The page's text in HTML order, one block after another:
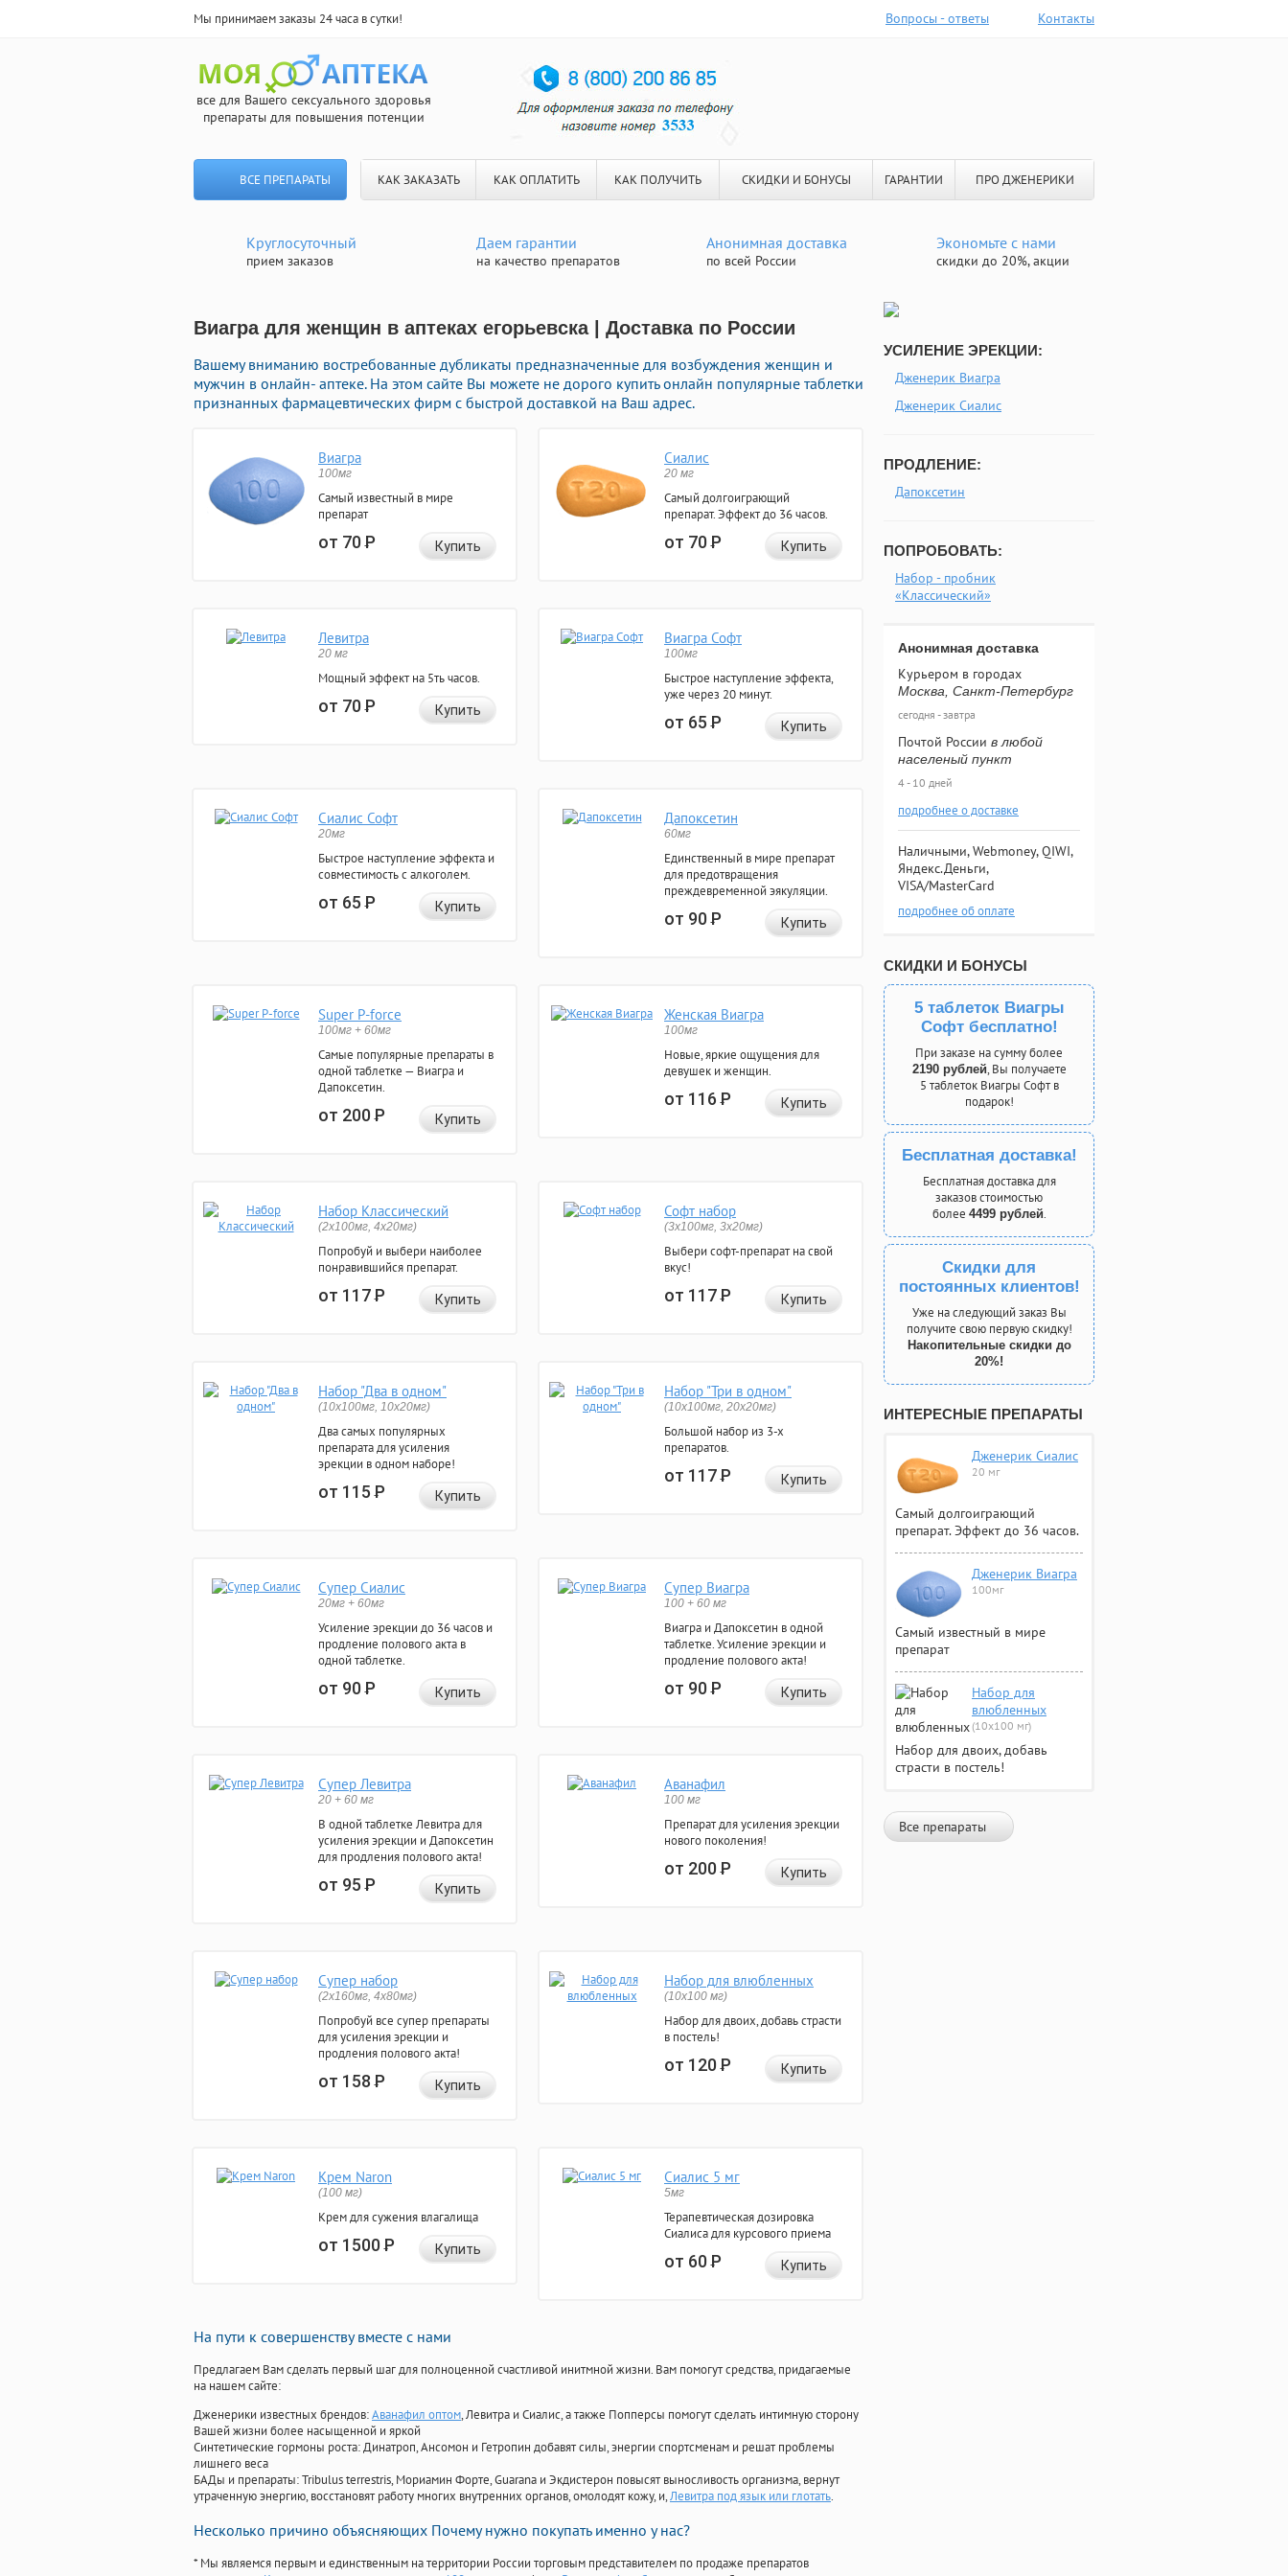
Мы принимаем заказы 24 часа в сутки! Вопросы - ответы Контакты
все для Вашего сексуального здоровья
препараты для повышения потенции
ВСЕ ПРЕПАРАТЫ КАК ЗАКАЗАТЬ КАК ОПЛАТИТЬ КАК ПОЛУЧИТЬ СКИДКИ И БОНУСЫ ГАРАНТИИ ПРО ДЖЕНЕРИКИ
Круглосуточный
прием заказов
Даем гарантии
на качество препаратов
Анонимная доставка
по всей России
Экономьте с нами
скидки до 20%, акции
Виагра для женщин в аптеках егорьевска | Доставка по России
Вашему вниманию востребованные дубликаты предназначенные для возбуждения женщин и
мужчин в онлайн- аптеке. На этом сайте Вы можете не дорого купить онлайн популярные таблетки
признанных фармацевтических фирм с быстрой доставкой на Ваш адрес.
Виагра
100мг
Самый известный в мире
препарат
от 70Р Купить
Сиалис
20 мг
Самый долгоиграющий
препарат. Эффект до 36 часов.
от 70Р Купить
Левитра
20 мг
Мощный эффект на 5ть часов.
от 70Р Купить
Виагра Софт
100мг
Быстрое наступление эффекта,
уже через 20 минут.
от 65Р Купить
Сиалис Софт
20мг
Быстрое наступление эффекта и
совместимость с алкоголем.
от 65Р Купить
Дапоксетин
60мг
Единственный в мире препарат
для предотвращения
преждевременной эякуляции.
от 90Р Купить
Super P-force
100мг + 60мг
Самые популярные препараты в
одной таблетке — Виагра и
Дапоксетин.
от 200Р Купить
Женская Виагра
100мг
Новые, яркие ощущения для
девушек и женщин.
от 116Р Купить
Набор Классический
(2x100мг, 4x20мг)
Попробуй и выбери наиболее
понравившийся препарат.
от 117Р Купить
Софт набор
(3x100мг, 3x20мг)
Выбери софт-препарат на свой
вкус!
от 117Р Купить
Набор "Два в одном"
(10x100мг, 10x20мг)
Два самых популярных
препарата для усиления
эрекции в одном наборе!
от 115Р Купить
Набор "Три в одном"
(10x100мг, 20x20мг)
Большой набор из 3-х
препаратов.
от 117Р Купить
Супер Сиалис
20мг + 60мг
Усиление эрекции до 36 часов и
продление полового акта в
одной таблетке.
от 90Р Купить
Супер Виагра
100 + 60 мг
Виагра и Дапоксетин в одной
таблетке. Усиление эрекции и
продление полового акта!
от 90Р Купить
Супер Левитра
20 + 60 мг
В одной таблетке Левитра для
усиления эрекции и Дапоксетин
для продления полового акта!
от 95Р Купить
Аванафил
100 мг
Препарат для усиления эрекции
нового поколения!
от 200Р Купить
Супер набор
(2х160мг, 4х80мг)
Попробуй все супер препараты
для усиления эрекции и
продления полового акта!
от 158Р Купить
Набор для влюбленных
(10х100 мг)
Набор для двоих, добавь страсти
в постель!
от 120Р Купить
Крем Naron
(100 мг)
Крем для сужения влагалища
от 1500Р Купить
Сиалис 5 мг
5мг
Терапевтическая дозировка
Сиалиса для курсового приема
от 60Р Купить
На пути к совершенству вместе с нами
Предлагаем Вам сделать первый шаг для полноценной счастливой инитмной жизни. Вам помогут средства, придагаемые
на нашем сайте:
Дженерики известных брендов:Аванафил оптом, Левитра и Сиалис, а также Попперсы помогут сделать интимную сторону
Вашей жизни более насыщенной и яркой
Синтетические гормоны роста: Динатроп, Ансомон и Гетропин добавят силы, энергии спортсменам и решат проблемы
лишнего веса
БАДы и препараты:Tribulus terrestris, Мориамин Форте, Guarana и Экдистерон повысят выносливость организма, вернут
утраченную энергию, восстановят работу многих внутренних органов, омолодят кожу, и,Левитра под язык или глотать.
Несколько причино объясняющих Почему нужно покупать именно у нас?
* Мы являемся первым и единственным на территории России торговым представителем по продаже препаратов
УСИЛЕНИЕ ЭРЕКЦИИ:
Дженерик Виагра
Дженерик Сиалис
ПРОДЛЕНИЕ:
Дапоксетин
ПОПРОБОВАТЬ:
Набор - пробник
«Классический»
Анонимная доставка
Курьером в городах
Москва, Санкт-Петербург
сегодня - завтра
Почтой России в любой
населеный пункт
4 - 10 дней
подробнее о доставке
Наличными, Webmoney, QIWI,
Яндекс.Деньги,
VISA/MasterCard
подробнее об оплате
СКИДКИ И БОНУСЫ
5 таблеток Виагры
Софт бесплатно!
При заказе на сумму более
2190 рублей, Вы получаете
5 таблеток Виагры Софт в
подарок!
Бесплатная доставка!
Бесплатная доставка для
заказов стоимостью
более 4499 рублей.
Скидки для
постоянных клиентов!
Уже на следующий заказ Вы
получите свою первую скидку!
Накопительные скидки до
20%!
ИНТЕРЕСНЫЕ ПРЕПАРАТЫ
Дженерик Сиалис
20 мг
Самый долгоиграющий
препарат. Эффект до 36 часов.
Дженерик Виагра
100мг
Самый известный в мире
препарат
Набор для
влюбленных
(10х100 мг)
Набор для двоих, добавь
страсти в постель!
Все препараты